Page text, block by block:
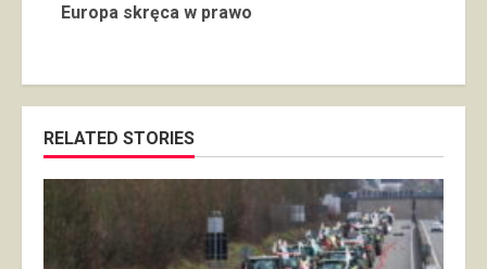
Europa skręca w prawo
RELATED STORIES